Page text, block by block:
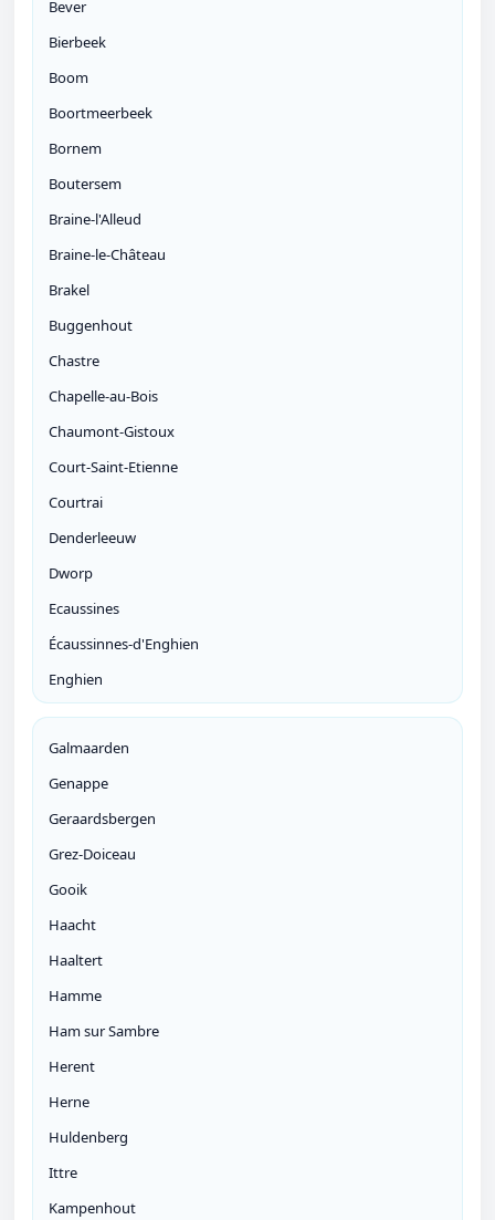
Bever
Bierbeek
Boom
Boortmeerbeek
Bornem
Boutersem
Braine-l'Alleud
Braine-le-Château
Brakel
Buggenhout
Chastre
Chapelle-au-Bois
Chaumont-Gistoux
Court-Saint-Etienne
Courtrai
Denderleeuw
Dworp
Ecaussines
Écaussinnes-d'Enghien
Enghien
Galmaarden
Genappe
Geraardsbergen
Grez-Doiceau
Gooik
Haacht
Haaltert
Hamme
Ham sur Sambre
Herent
Herne
Huldenberg
Ittre
Kampenhout